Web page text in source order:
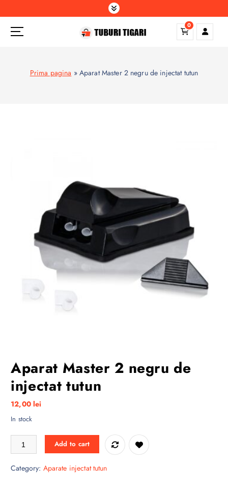
k
0
Prima pagina » Aparat Master 2 negru de injectat tutun
Aparat Master 2 negru de
injectat tutun
12,00 lei
In stock
Aparat Master 2 negru de injectat tutun quantity
Add to cart
Category: Aparate injectat tutun